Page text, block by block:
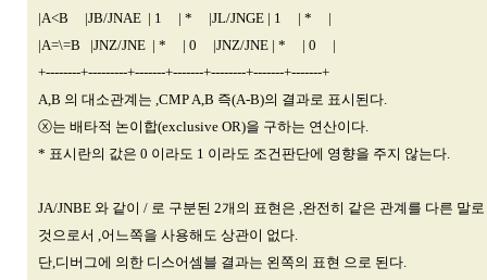
|A<B |JB/JNAE | 1 | * |JL/JNGE | 1 | * |
|A=\=B |JNZ/JNE | * | 0 |JNZ/JNE | * | 0 |
+--------+---------+-------+-------+--------+-------+-------+
A,B 의 대소관계는 ,CMP A,B 즉(A-B)의 결과로 표시된다.
ⓧ는 배타적 논이합(exclusive OR)을 구하는 연산이다.
* 표시란의 값은 0 이라도 1 이라도 조건판단에 영향을 주지 않는다.
JA/JNBE 와 같이 / 로 구분된 2개의 표현은 ,완전히 같은 관계를 다른 말
것으로서 ,어느쪽을 사용해도 상관이 없다.
단,디버그에 의한 디스어셈블 결과는 왼쪽의 표현 으로 된다.